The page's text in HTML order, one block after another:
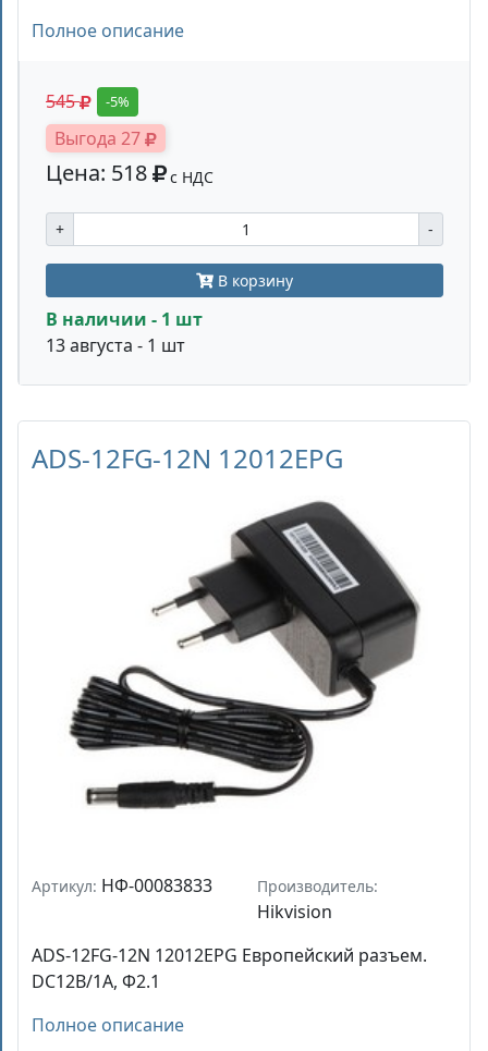
Полное описание
545 -5%
Выгода 27
Цена: 518 с НДС
+ -
В корзину
В наличии - 1 шт
13 августа - 1 шт
ADS-12FG-12N 12012EPG
Артикул: НФ-00083833 Производитель:
Hikvision
ADS-12FG-12N 12012EPG Европейский разъем.
DC12В/1A, Φ2.1
Полное описание